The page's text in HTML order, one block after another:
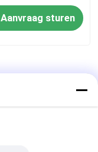
Aanvraag sturen